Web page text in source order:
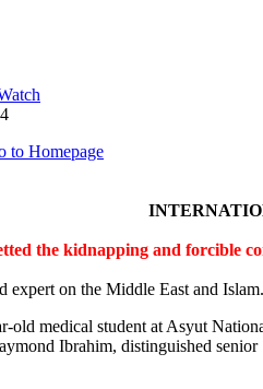
the kidnapping and forcible
expert on the Middle East and Islam.
old medical student at Asyut
Ibrahim, distinguished